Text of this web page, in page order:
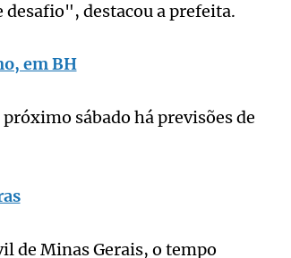
desafio", destacou a prefeita.
em BH
sábado há previsões de
de Minas Gerais, o tempo